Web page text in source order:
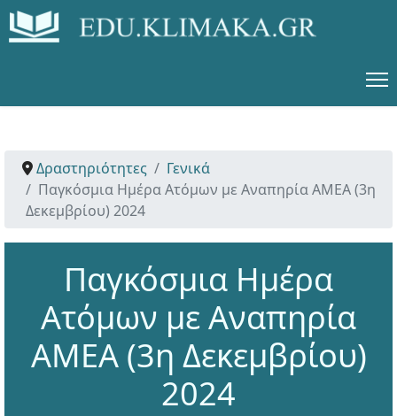
Δραστηριότητες
Γενικά
Παγκόσμια Ημέρα Ατόμων με Αναπηρία ΑΜΕΑ (3η
Δεκεμβρίου) 2024
Παγκόσμια Ημέρα
Ατόμων με Αναπηρία
ΑΜΕΑ (3η Δεκεμβρίου)
2024